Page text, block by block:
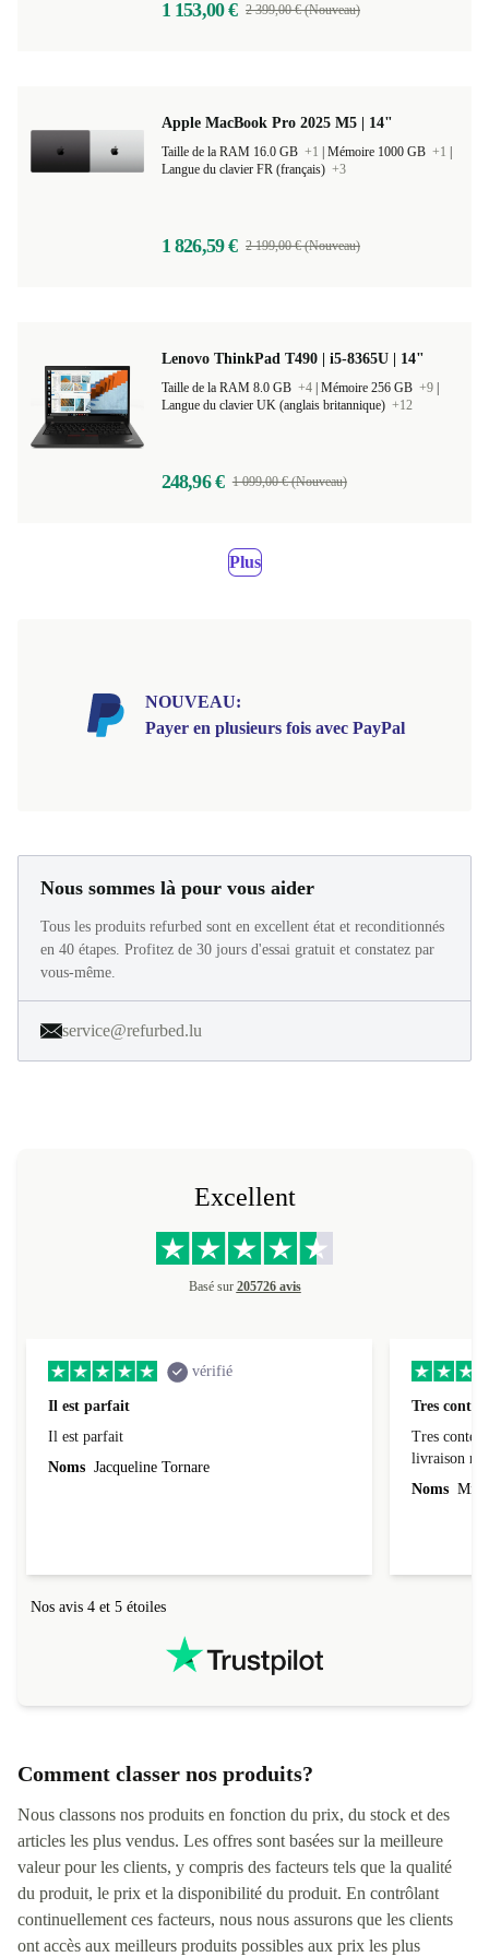
1 153,00 € 2 399,00 € (Nouveau)
Apple MacBook Pro 2025 M5 | 14"
Taille de la RAM 16.0 GB +1 Mémoire 1000 GB +1
Langue du clavier FR (français) +3
1 826,59 € 2 199,00 € (Nouveau)
Lenovo ThinkPad T490 | i5-8365U | 14"
Taille de la RAM 8.0 GB +4 Mémoire 256 GB +9
Langue du clavier UK (anglais britannique) +12
248,96 € 1 099,00 € (Nouveau)
Plus
NOUVEAU:
Payer en plusieurs fois avec PayPal
Nous sommes là pour vous aider
Tous les produits refurbed sont en excellent état et reconditionnés
en 40 étapes. Profitez de 30 jours d'essai gratuit et constatez par
vous-même.
service@refurbed.lu
Excellent
Basé sur 205726 avis
vérifié
Il est parfait
Il est parfait
Noms Jacqueline Tornare
Tres
Tres
Noms
Nos avis 4 et 5 étoiles
Comment classer nos produits?
Nous classons nos produits en fonction du prix, du stock et des
articles les plus vendus. Les offres sont basées sur la meilleure
valeur pour les clients, y compris des facteurs tels que la qualité
du produit, le prix et la disponibilité du produit. En contrôlant
continuellement ces facteurs, nous nous assurons que les clients
ont accès aux meilleurs produits possibles aux prix les plus